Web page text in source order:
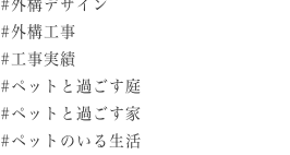
#外構デザイン
#外構工事
#工事実績
#ペットと過ごす庭
#ペットと過ごす家
#ペットのいる生活